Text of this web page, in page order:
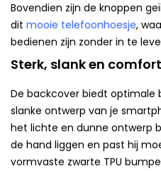
Bovendien zijn de knoppen
dit mooie telefoonhoesje,
bedienen zijn zonder in te
Sterk, slank en
De backcover biedt optimale
slanke ontwerp van je
het lichte en dunne ontwerp
de hand liggen en past hij
vormvaste zwarte TPU